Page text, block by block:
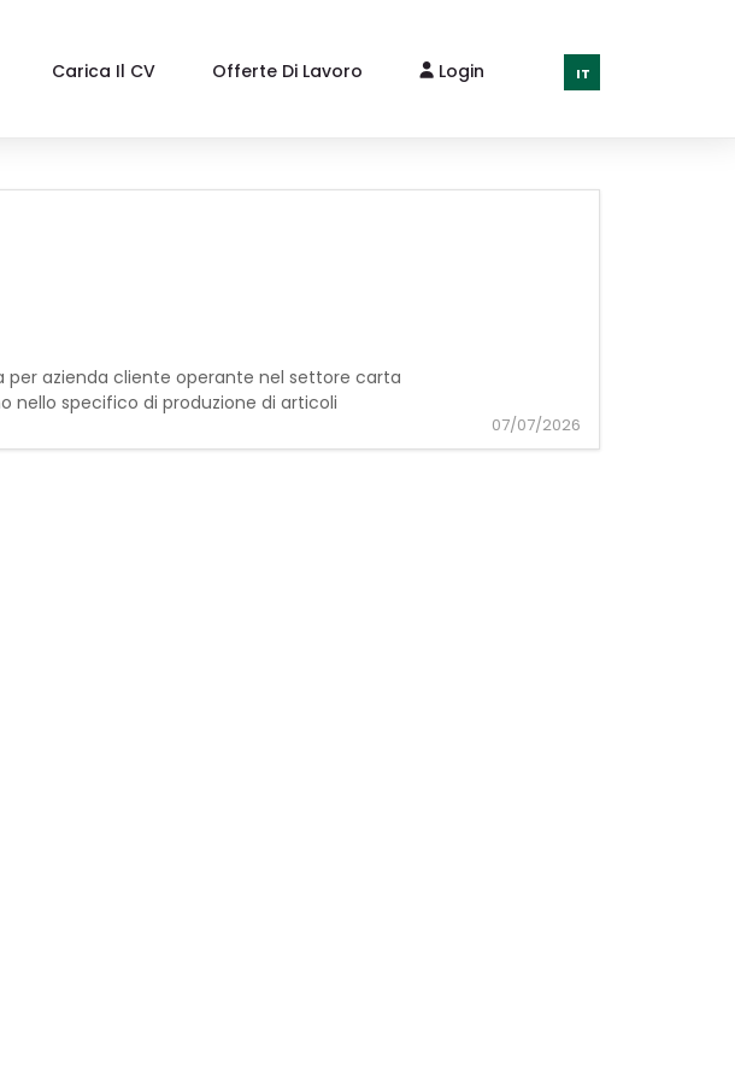
Carica Il CV Offerte Di Lavoro Login IT
per azienda cliente operante nel settore carta
nello specifico di produzione di articoli
07/07/2026